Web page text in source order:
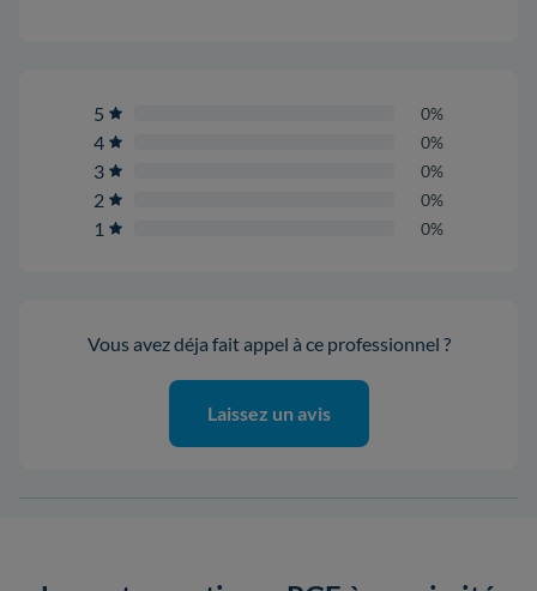
5 0%
4 0%
3 0%
2 0%
1 0%
Vous avez déja fait appel à ce professionnel ?
Laissez un avis